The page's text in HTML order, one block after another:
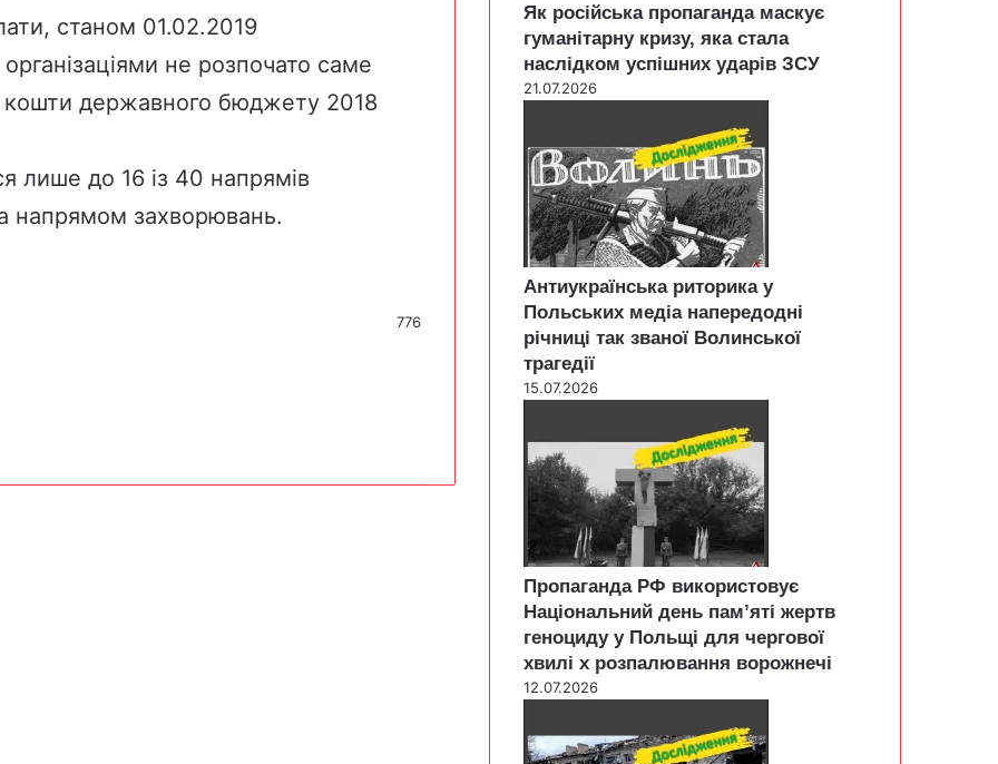
, станом 01.02.2019
не розпочато саме
кошти державного бюджету 2018
лише до 16 із 40 напрямів
напрямом захворювань.
776
Як російська пропаганда маскує
гуманітарну кризу, яка стала
наслідком успішних ударів ЗСУ
21.07.2026
Антиукраїнська риторика у
Польських медіа напередодні
річниці так званої Волинської
трагедії
15.07.2026
Пропаганда РФ використовує
Національний день пам’яті жертв
геноциду у Польщі для чергової
хвилі х розпалювання ворожнечі
12.07.2026